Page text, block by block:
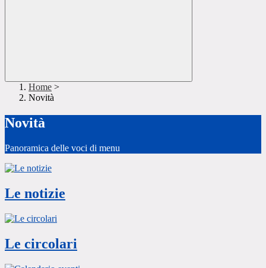
Home >
Novità
Novità
Panoramica delle voci di menu
Le notizie
Le circolari